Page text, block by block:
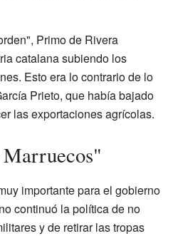
Primo de Rivera
catalana subiendo los
Esto era lo contrario de lo
Prieto, que había bajado
las exportaciones agrícolas.
importante para el gobierno
continuó la política de no
y de retirar las tropas